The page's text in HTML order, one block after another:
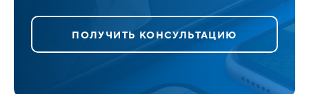
ПОЛУЧИТЬ КОНСУЛЬТАЦИЮ